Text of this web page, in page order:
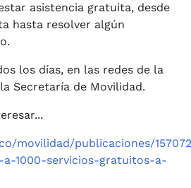
asistencia gratuita, desde
hasta resolver algún
los días, en las redes de la
Secretaría de Movilidad.
movilidad/publicaciones/
1000-servicios-gratuitos-a-